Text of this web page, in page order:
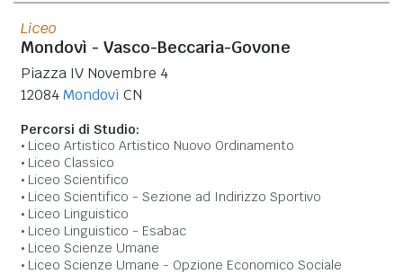
Liceo
Mondovì - Vasco-Beccaria-Govone
Piazza IV Novembre 4
12084Mondovì CN
Percorsi di Studio:
Liceo Artistico Artistico Nuovo Ordinamento
Liceo Classico
Liceo Scientifico
Liceo Scientifico - Sezione ad Indirizzo Sportivo
Liceo Linguistico
Liceo Linguistico - Esabac
Liceo Scienze Umane
Liceo Scienze Umane - Opzione Economico Sociale